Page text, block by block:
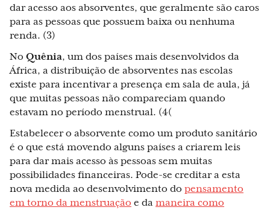
dar acesso aos absorventes, que geralmente são caros
para as pessoas que possuem baixa ou nenhuma
renda. (3)
No Quênia, um dos países mais desenvolvidos da
África, a distribuição de absorventes nas escolas
existe para incentivar a presença em sala de aula, já
que muitas pessoas não compareciam quando
estavam no período menstrual. (4(
Estabelecer o absorvente como um produto sanitário
é o que está movendo alguns países a criarem leis
para dar mais acesso às pessoas sem muitas
possibilidades financeiras. Pode-se creditar a esta
nova medida ao desenvolvimento do pensamento
em torno da menstruação e da maneira como